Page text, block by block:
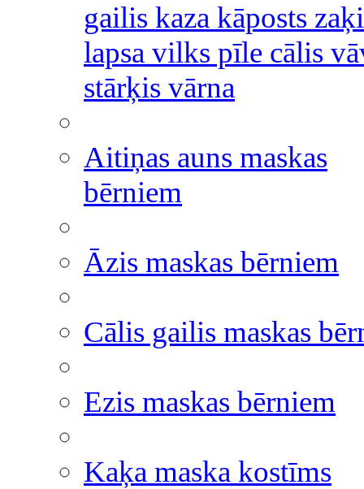
gailis kaza kāposts
lapsa vilks pīle cālis
stārķis vārna
Aitiņas auns maskas
bērniem
Āzis maskas bērniem
Cālis gailis maskas
Ezis maskas bērniem
Kaķa maska kostīms